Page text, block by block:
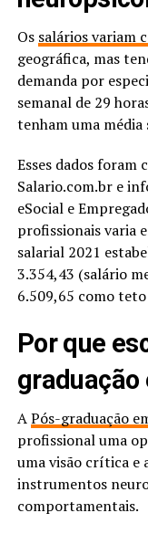
Os salários variam
geográfica, mas
demanda por
semanal de 29
tenham uma média
Esses dados foram
Salario.com.br e
eSocial e
profissionais varia
salarial 2021
3.354,43 (salário
6.509,65 como
Por que
APós-graduação
profissional uma
uma visão crítica e
instrumentos
comportamentais.